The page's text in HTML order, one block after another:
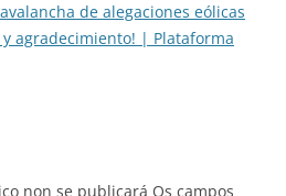
de alegaciones eólicas
agradecimiento! | Plataforma
non se publicará Os campos